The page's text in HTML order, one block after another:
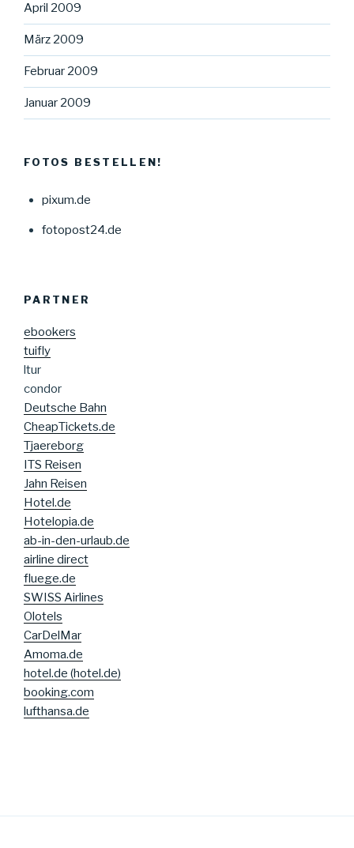
April 2009
März 2009
Februar 2009
Januar 2009
FOTOS BESTELLEN!
pixum.de
fotopost24.de
PARTNER
ebookers
tuifly
ltur
condor
Deutsche Bahn
CheapTickets.de
Tjaereborg
ITS Reisen
Jahn Reisen
Hotel.de
Hotelopia.de
ab-in-den-urlaub.de
airline direct
fluege.de
SWISS Airlines
Olotels
CarDelMar
Amoma.de
hotel.de (hotel.de)
booking.com
lufthansa.de